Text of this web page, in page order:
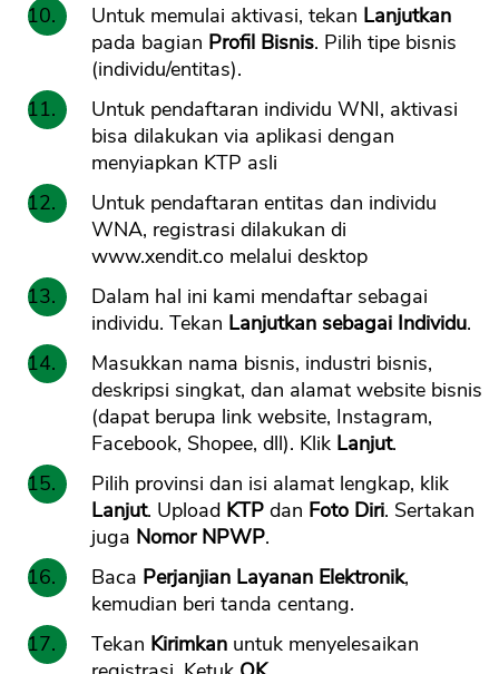
Untuk memulai aktivasi, tekan Lanjutkan
pada bagian Profil Bisnis. Pilih tipe bisnis
(individu/entitas).
Untuk pendaftaran individu WNI, aktivasi
bisa dilakukan via aplikasi dengan
menyiapkan KTP asli
Untuk pendaftaran entitas dan individu
WNA, registrasi dilakukan di
www.xendit.co melalui desktop
Dalam hal ini kami mendaftar sebagai
individu. Tekan Lanjutkan sebagai Individu.
Masukkan nama bisnis, industri bisnis,
deskripsi singkat, dan alamat website bisnis
(dapat berupa link website, Instagram,
Facebook, Shopee, dll). Klik Lanjut.
Pilih provinsi dan isi alamat lengkap, klik
Lanjut. Upload KTP dan Foto Diri. Sertakan
juga Nomor NPWP.
Baca Perjanjian Layanan Elektronik,
kemudian beri tanda centang.
Tekan Kirimkan untuk menyelesaikan